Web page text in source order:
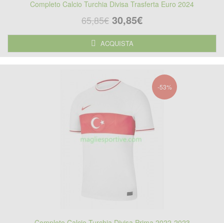
Completo Calcio Turchia Divisa Trasferta Euro 2024
65,85€ 30,85€
ACQUISTA
-53%